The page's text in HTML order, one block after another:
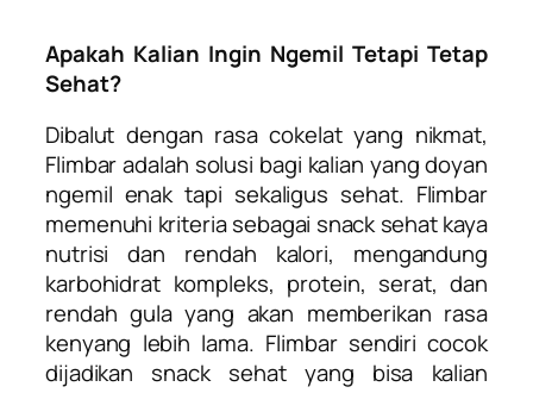
Apakah Kalian Ingin Ngemil Tetapi Tetap
Sehat?
Dibalut dengan rasa cokelat yang nikmat,
Flimbar adalah solusi bagi kalian yang doyan
ngemil enak tapi sekaligus sehat. Flimbar
memenuhi kriteria sebagai snack sehat kaya
nutrisi dan rendah kalori, mengandung
karbohidrat kompleks, protein, serat, dan
rendah gula yang akan memberikan rasa
kenyang lebih lama. Flimbar sendiri cocok
dijadikan snack sehat yang bisa kalian